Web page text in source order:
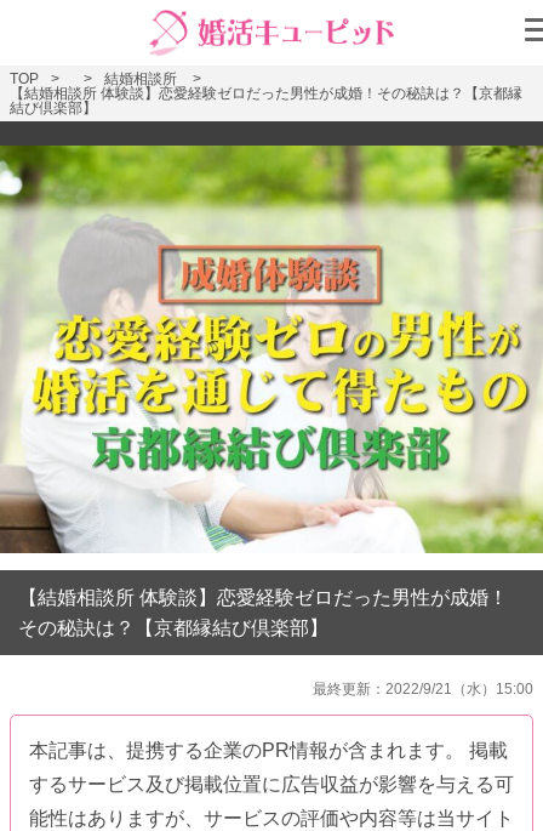
TOP
結婚相談所
【結婚相談所 体験談】恋愛経験ゼロだった男性が成婚！その秘訣は？【京都縁
結び倶楽部】
【結婚相談所 体験談】恋愛経験ゼロだった男性が成婚！
その秘訣は？【京都縁結び倶楽部】
最終更新：2022/9/21（水）15:00
本記事は、提携する企業のPR情報が含まれます。 掲載
するサービス及び掲載位置に広告収益が影響を与える可
能性はありますが、サービスの評価や内容等は当サイト